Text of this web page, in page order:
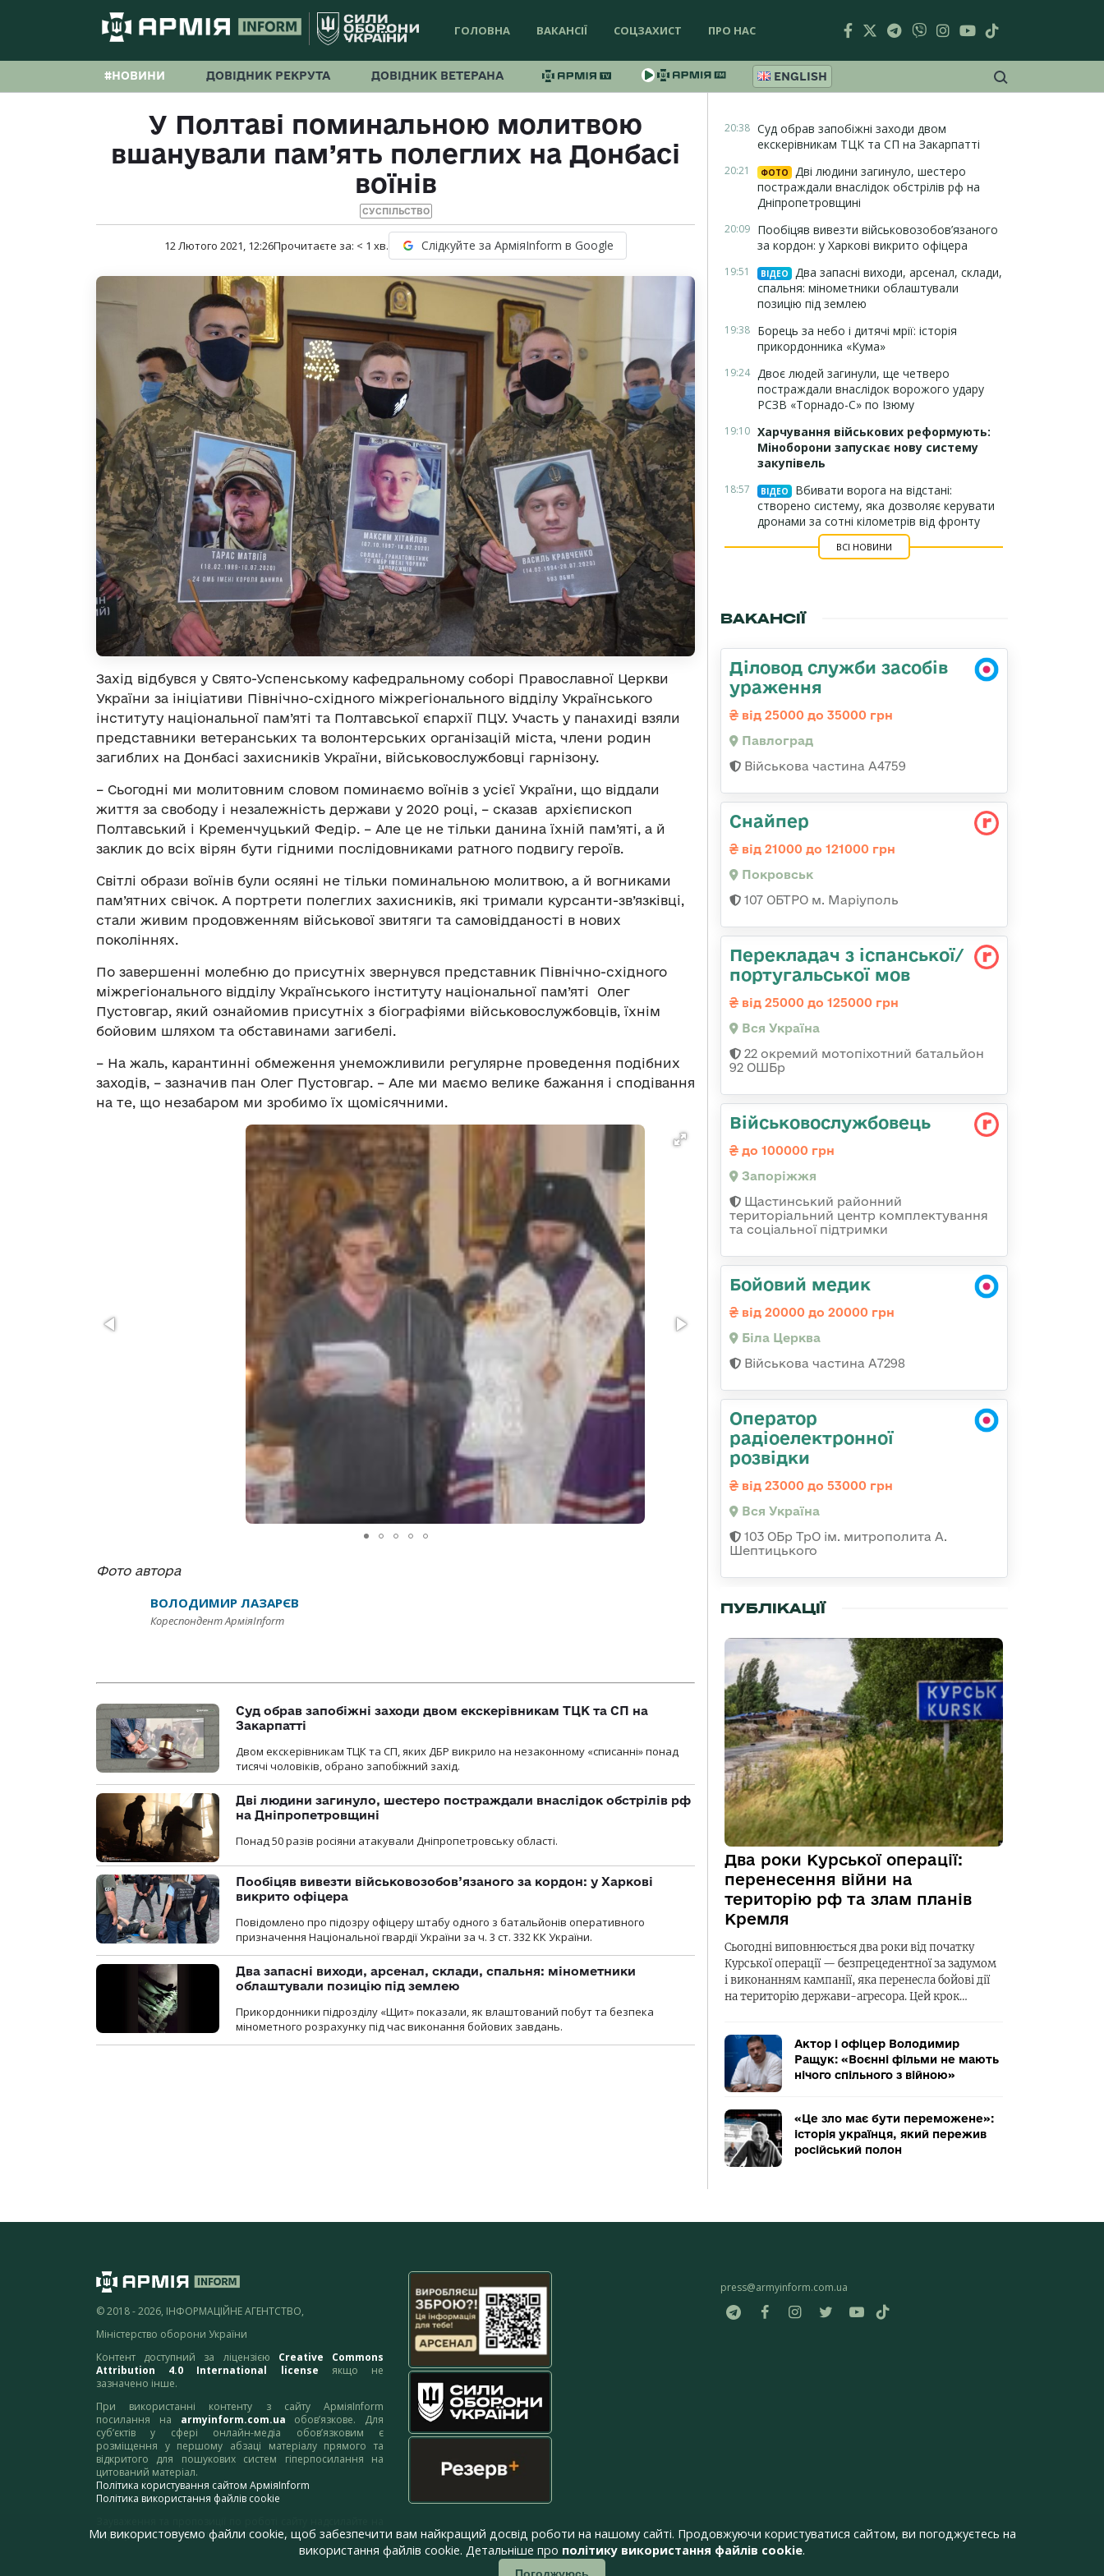
ГОЛОВНА ВАКАНСІЇ СОЦЗАХИСТ ПРО НАС
#НОВИНИ ДОВІДНИК РЕКРУТА ДОВІДНИК ВЕТЕРАНА ENGLISH
У Полтаві поминальною молитвою
вшанували пам’ять полеглих на Донбасі
воїнів
СУСПІЛЬСТВО
12 Лютого 2021, 12:26Прочитаєте за: < 1 хв. Слідкуйте за АрміяInform в Google
Захід відбувся у Свято-Успенському кафедральному соборі Православної Церкви
України за ініціативи Північно-східного міжрегіонального відділу Українського
інституту національної пам’яті та Полтавської єпархії ПЦУ. Участь у панахиді взяли
представники ветеранських та волонтерських організацій міста, члени родин
загиблих на Донбасі захисників України, військовослужбовці гарнізону.
– Сьогодні ми молитовним словом поминаємо воїнів з усієї України, що віддали
життя за свободу і незалежність держави у 2020 році, – сказав архієпископ
Полтавський і Кременчуцький Федір. – Але це не тільки данина їхній пам’яті, а й
заклик до всіх вірян бути гідними послідовниками ратного подвигу героїв.
Світлі образи воїнів були осяяні не тільки поминальною молитвою, а й вогниками
пам’ятних свічок. А портрети полеглих захисників, які тримали курсанти-зв’язківці,
стали живим продовженням військової звитяги та самовідданості в нових
поколіннях.
По завершенні молебню до присутніх звернувся представник Північно-східного
міжрегіонального відділу Українського інституту національної пам’яті Олег
Пустовгар, який ознайомив присутніх з біографіями військовослужбовців, їхнім
бойовим шляхом та обставинами загибелі.
– На жаль, карантинні обмеження унеможливили регулярне проведення подібних
заходів, – зазначив пан Олег Пустовгар. – Але ми маємо велике бажання і сподівання
на те, що незабаром ми зробимо їх щомісячними.
Фото автора
ВОЛОДИМИР ЛАЗАРЄВ
Кореспондент АрміяInform
Суд обрав запобіжні заходи двом екскерівникам ТЦК та СП на
Закарпатті
Двом екскерівникам ТЦК та СП, яких ДБР викрило на незаконному «списанні» понад
тисячі чоловіків, обрано запобіжний захід.
Дві людини загинуло, шестеро постраждали внаслідок обстрілів рф
на Дніпропетровщині
Понад 50 разів росіяни атакували Дніпропетровську області.
Пообіцяв вивезти військовозобов’язаного за кордон: у Харкові
викрито офіцера
Повідомлено про підозру офіцеру штабу одного з батальйонів оперативного
призначення Національної гвардії України за ч. 3 ст. 332 КК України.
Два запасні виходи, арсенал, склади, спальня: мінометники
облаштували позицію під землею
Прикордонники підрозділу «Щит» показали, як влаштований побут та безпека
мінометного розрахунку під час виконання бойових завдань.
20:38 Суд обрав запобіжні заходи двом
екскерівникам ТЦК та СП на Закарпатті
20:21 ФОТО
Дві людини загинуло, шестеро
постраждали внаслідок обстрілів рф на
Дніпропетровщині
20:09 Пообіцяв вивезти військовозобов’язаного
за кордон: у Харкові викрито офіцера
19:51 ВІДЕО
Два запасні виходи, арсенал, склади,
спальня: мінометники облаштували
позицію під землею
19:38 Борець за небо і дитячі мрії: історія
прикордонника «Кума»
19:24 Двоє людей загинули, ще четверо
постраждали внаслідок ворожого удару
РСЗВ «Торнадо-С» по Ізюму
19:10 Харчування військових реформують:
Міноборони запускає нову систему
закупівель
18:57 ВІДЕО
Вбивати ворога на відстані:
створено систему, яка дозволяє керувати
дронами за сотні кілометрів від фронту
ВСІ НОВИНИ
ВАКАНСІЇ
Діловод служби засобів
ураження
від 25000 до 35000 грн
Павлоград
Військова частина А4759
Снайпер
від 21000 до 121000 грн
Покровськ
107 ОБТРО м. Маріуполь
Перекладач з іспанської/
португальської мов
від 25000 до 125000 грн
Вся Україна
22 окремий мотопіхотний батальйон
92 ОШБр
Військовослужбовець
до 100000 грн
Запоріжжя
Щастинський районний
територіальний центр комплектування
та соціальної підтримки
Бойовий медик
від 20000 до 20000 грн
Біла Церква
Військова частина А7298
Оператор
радіоелектронної
розвідки
від 23000 до 53000 грн
Вся Україна
103 ОБр ТрО ім. митрополита А.
Шептицького
ПУБЛІКАЦІЇ
Два роки Курської операції:
перенесення війни на
територію рф та злам планів
Кремля
Сьогодні виповнюється два роки від початку
Курської операції — безпрецедентної за задумом
і виконанням кампанії, яка перенесла бойові дії
на територію держави-агресора. Цей крок…
Актор і офіцер Володимир
Ращук: «Воєнні фільми не мають
нічого спільного з війною»
«Це зло має бути переможене»:
історія українця, який пережив
російський полон
© 2018 - 2026, ІНФОРМАЦІЙНЕ АГЕНТСТВО,
Міністерство оборони України
Контент доступний за ліцензією Creative Commons
Attribution 4.0 International license якщо не
зазначено інше.
При використанні контенту з сайту АрміяInform
посилання на armyinform.com.ua обов’язкове. Для
суб’єктів у сфері онлайн-медіа обов’язковим є
розміщення у першому абзаці матеріалу прямого та
відкритого для пошукових систем гіперпосилання на
цитований матеріал.
Політика користування сайтом АрміяInform
Політика використання файлів cookie
адресу:webmaster@armyinform.com.ua
press@armyinform.com.ua
Ми використовуємо файли cookie, щоб забезпечити вам найкращий досвід роботи на нашому сайті. Продовжуючи користуватися сайтом, ви погоджуєтесь на
використання файлів cookie. Детальніше про політику використання файлів cookie.